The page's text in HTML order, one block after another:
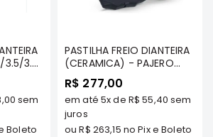
Suspensão
Freio
3.5/3.8
-
sem
Boleto
PASTILHA FREIO DIANTEIRA
(CERAMICA) - PAJERO
FULL 08/... 3.2/3.5/3.8
(NAO APLICA NA 3
PORTAS)/ HILUX
2.5/.2.7/3.0 2005 A 2022 /
TOYOTA HILUX -
R$ 277,00
em até 5xde R$ 55,40 sem
juros
ouR$ 263,15 no Pix e Boleto